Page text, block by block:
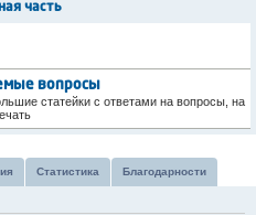
часть
вопросы
статейки с ответами на вопросы, на
Статистика Благодарности